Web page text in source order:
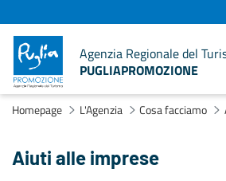
Agenzia Regionale del
PUGLIAPROMOZIONE
Homepage L'Agenzia Cosa facciamo
Aiuti alle imprese